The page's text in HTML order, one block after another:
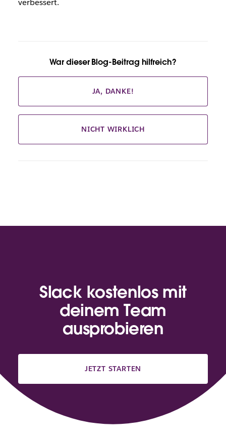
verbessert.
War dieser Blog-Beitrag hilfreich?
JA, DANKE!
NICHT WIRKLICH
Slack kostenlos mit
deinem Team
ausprobieren
JETZT STARTEN